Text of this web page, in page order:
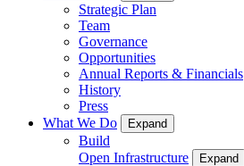
Strategic Plan
Team
Governance
Opportunities
Annual Reports & Financials
History
Press
What We Do
Expand
Build
Open Infrastructure
Expand